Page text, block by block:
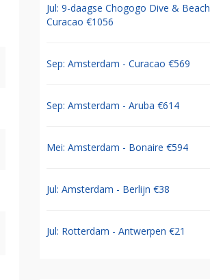
Jul: 9-daagse Chogogo Dive & Beach
Curacao €1056
Sep: Amsterdam - Curacao €569
Sep: Amsterdam - Aruba €614
Mei: Amsterdam - Bonaire €594
Jul: Amsterdam - Berlijn €38
Jul: Rotterdam - Antwerpen €21